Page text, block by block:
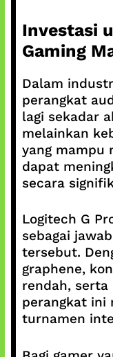
Investasi
Gaming
Dalam
perangkat
lagi sekadar
melainkan
yang mampu
dapat
secara
Logitech G
sebagai
tersebut.
graphene,
rendah,
perangkat ini
turnamen